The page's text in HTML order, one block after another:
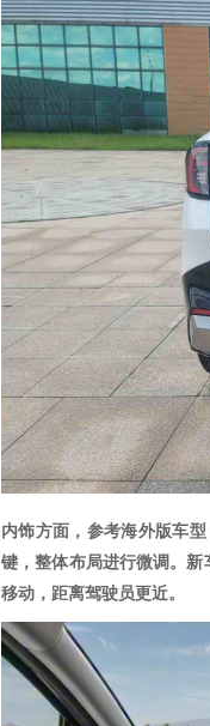
内饰方面， 参考海外版车型
键，整体布局进行微调。新
移动，距离驾驶员更近。